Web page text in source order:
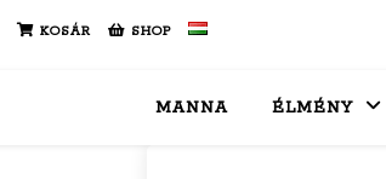
KOSÁR SHOP
MANNA ÉLMÉNY